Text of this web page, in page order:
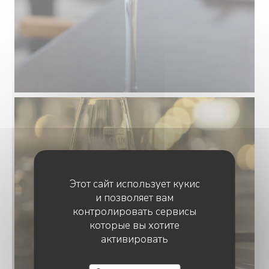
Этот сайт использует кукис
и позволяет вам
контролировать сервисы
которые вы хотите
активировать
LA VILLA CLAPOTIS